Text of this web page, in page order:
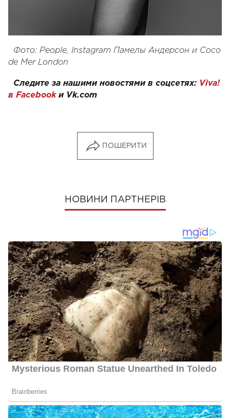
Фото: People, Instagram Памелы Андерсон и Coco
de Mer London
Следите за нашими новостями в соцсетях: Viva!
в Facebookи Vk.com
ПОШЕРИТИ
НОВИНИ ПАРТНЕРІВ